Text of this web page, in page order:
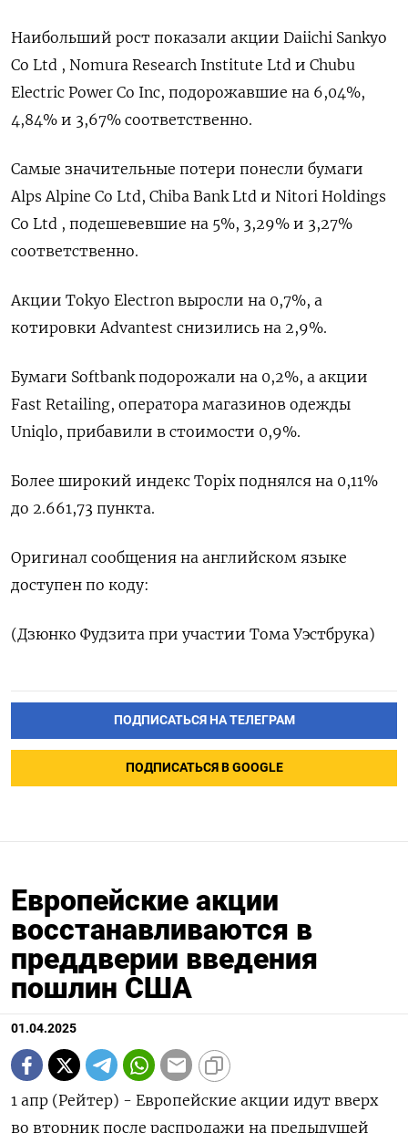
Наибольший рост показали акции Daiichi Sankyo
Co Ltd , Nomura Research Institute Ltd и Chubu
Electric Power Co Inc, подорожавшие на 6,04%,
4,84% и 3,67% соответственно.
Самые значительные потери понесли бумаги
Alps Alpine Co Ltd, Chiba Bank Ltd и Nitori Holdings
Co Ltd , подешевевшие на 5​%, 3,29% и 3,27%
соответственно.
Акции Tokyo Electron выросли на 0,7%, а
котировки Advantest снизились на 2,9%.
Бумаги Softbank подорожали на 0,2%, а акции
Fast Retailing, оператора магазинов одежды
Uniqlo, прибавили в стоимости 0,9%.​
Более широкий индекс Topix поднялся на 0,11%
до 2.661,73 пункта.
Оригинал сообщения на английском языке
доступен по коду:
(Дзюнко Фудзита при участии Тома Уэстбрука)
ПОДПИСАТЬСЯ НА ТЕЛЕГРАМ
ПОДПИСАТЬСЯ В GOOGLE
Европейские акции
восстанавливаются в
преддверии введения
пошлин США
01.04.2025
1 апр (Рейтер) - Европейские акции идут вверх
во вторник после распродажи на предыдущей